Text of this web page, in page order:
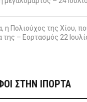
η Πολιούχος της Χίου,
της – Εορτασμός 22
ΣΤΗΝ IΠΟΡΤΑ